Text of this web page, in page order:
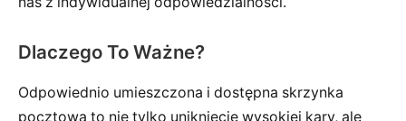
Dlaczego To Ważne?
Odpowiednio umieszczona i dostępna skrzynka
pocztowa to nie tylko uniknięcie wysokiej kary, ale